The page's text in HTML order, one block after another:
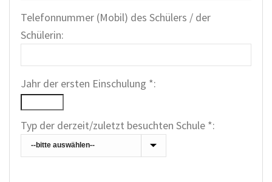
Telefonnummer (Mobil) des Schülers / der
Schülerin:
Jahr der ersten Einschulung *:
Typ der derzeit/zuletzt besuchten Schule *: